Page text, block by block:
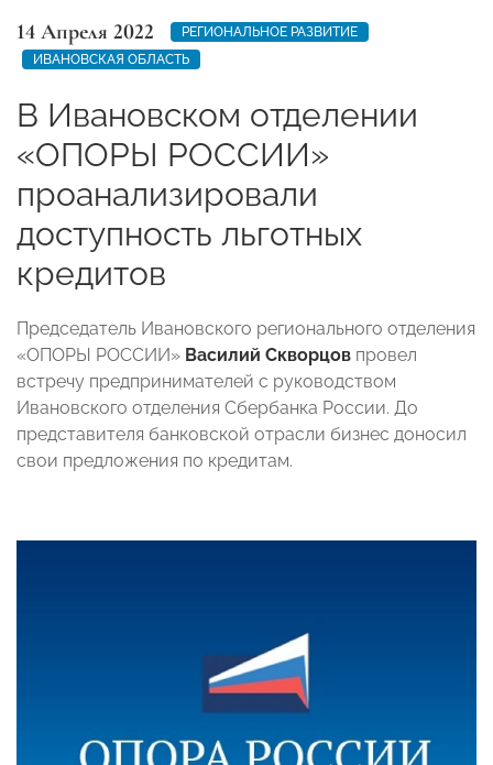
14 Апреля 2022
РЕГИОНАЛЬНОЕ РАЗВИТИЕ
ИВАНОВСКАЯ ОБЛАСТЬ
В Ивановском отделении
«ОПОРЫ РОССИИ»
проанализировали
доступность льготных
кредитов
Председатель Ивановского регионального отделения
«ОПОРЫ РОССИИ» Василий Скворцов провел
встречу предпринимателей с руководством
Ивановского отделения Сбербанка России. До
представителя банковской отрасли бизнес доносил
свои предложения по кредитам.